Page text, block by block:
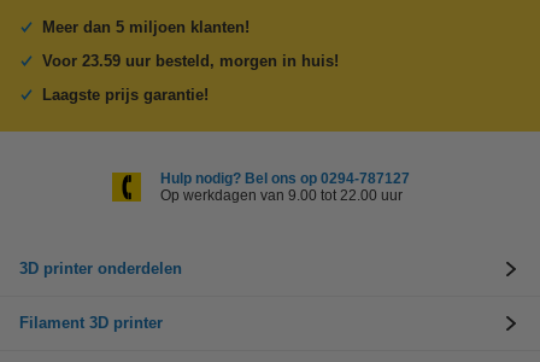
Meer dan 5 miljoen klanten!
Voor 23.59 uur besteld, morgen in huis!
Laagste prijs garantie!
Hulp nodig? Bel ons op 0294-787127
Op werkdagen van 9.00 tot 22.00 uur
3D printer onderdelen
Filament 3D printer